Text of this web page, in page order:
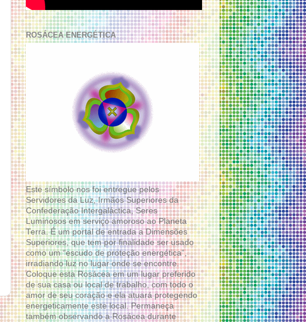
ROSÁCEA ENERGÉTICA
Este símbolo nos foi entregue pelos
Servidores da Luz, Irmãos Superiores da
Confederação Intergaláctica, Seres
Luminosos em serviço amoroso ao Planeta
Terra. É um portal de entrada a Dimensões
Superiores, que tem por finalidade ser usado
como um “escudo de proteção energética”,
irradiando luz no lugar onde se encontre.
Coloque esta Rosácea em um lugar preferido
de sua casa ou local de trabalho, com todo o
amor de seu coração e ela atuará protegendo
energeticamente este local. Permaneça
também observando a Rosácea durante